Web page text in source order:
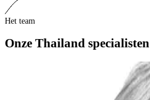
Het team
Onze Thailand specialisten